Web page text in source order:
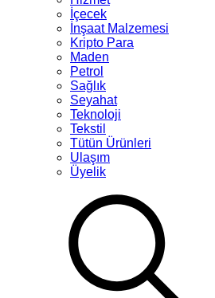
İçecek
İnşaat Malzemesi
Kripto Para
Maden
Petrol
Sağlık
Seyahat
Teknoloji
Tekstil
Tütün Ürünleri
Ulaşım
Üyelik